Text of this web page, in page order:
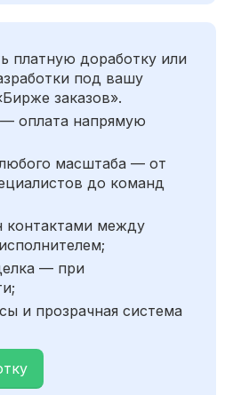
платную доработку или
под вашу
заказов».
оплата напрямую
масштаба — от
до команд
контактами между
— при
и прозрачная система